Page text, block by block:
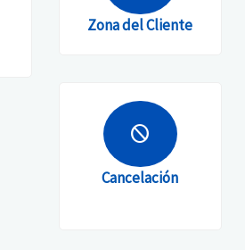
Zona del Cliente
block
Cancelación